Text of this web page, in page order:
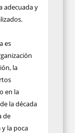
adecuada y
es
la
en la
la década
de
la poca